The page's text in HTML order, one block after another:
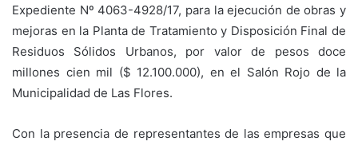
Expediente Nº 4063-4928/17, para la ejecución de obras y
mejoras en la Planta de Tratamiento y Disposición Final de
Residuos Sólidos Urbanos, por valor de pesos doce
millones cien mil ($ 12.100.000), en el Salón Rojo de la
Municipalidad de Las Flores.
Con la presencia de representantes de las empresas que